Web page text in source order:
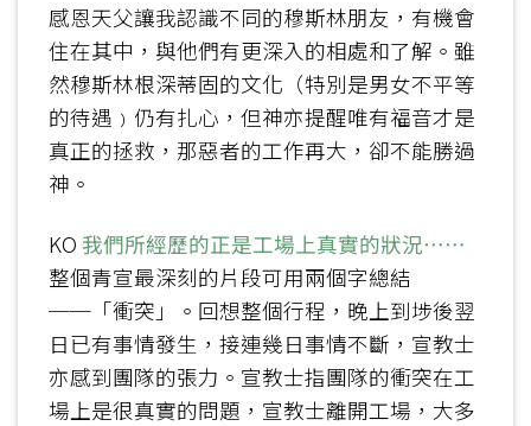
感恩天父讓我認識不同的穆斯林朋友，有機會
住在其中，與他們有更深入的相處和了解。雖
然穆斯林根深蒂固的文化（特別是男女不平等
的待遇﹚仍有扎心，但神亦提醒唯有福音才是
真正的拯救，那惡者的工作再大，卻不能勝過
神。
KO 我們所經歷的正是工場上真實的狀況……
整個青宣最深刻的片段可用兩個字總結
──「衝突」。回想整個行程，晚上到埗後翌
日已有事情發生，接連幾日事情不斷，宣教士
亦感到團隊的張力。宣教士指團隊的衝突在工
場上是很真實的問題，宣教士離開工場，大多